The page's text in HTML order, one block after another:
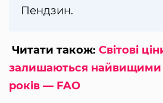
Пендзин.
Читати також: Світові
залишаються найвищими
років — FAO